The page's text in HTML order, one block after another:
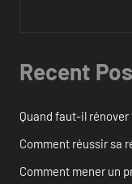
Recent
Quand faut-il
Comment réussir sa
Comment mener un